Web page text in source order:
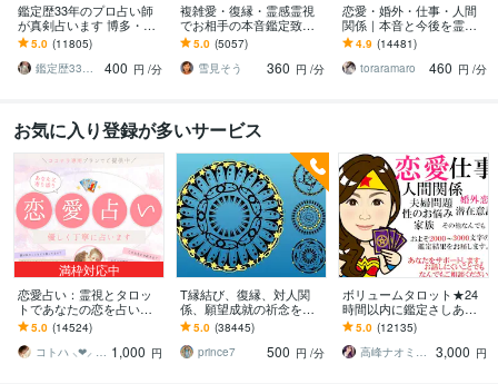
鑑定歴33年のプロ占い師
が真剣占います 博多・廓
屋の純血統占い祈願師
雷鳥
5.0 (11805)
鑑定歴33年のプロ占い師 雷鳥
400 円 /分
複雑愛・復縁・霊感霊視
でお相手の本音鑑定致し
ます 降りて来た言葉をそ
のままお伝えします。
5.0 (5057)
雪見そう
360 円 /分
恋愛・婚外・仕事・人間
関係｜本音と今後を霊視
ます 現実重視の鑑定｜本
質と今後の行動を具体的
にお伝えします
4.9 (14481)
toraramaro
460 円 /分
お気に入り登録が多いサービス
満枠対応中
恋愛占い：霊視とタロッ
トであなたの恋を占いま
す 復縁・片想い・複雑
愛・夫婦問題…お悩みに
優しく寄り添います♡
5.0 (14524)
コトハ ⸜❤︎⸝ 新サービス提供開始✨️ 1,000 円
T縁結び、復縁、対人関
係、願望成就の祈念を承
ります 対象者の思いと状
況、対象者との対話、祈
念
5.0 (38445)
prince7
500 円 /分
ボリュームタロット★24
時間以内に鑑定さしあげ
ます 3000文字以上の鑑定
★希望者のみ一部カード
開示サービスあり
5.0 (12135)
高峰ナオミ タロット占い師
3,000 円